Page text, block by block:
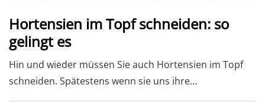
Hortensien im Topf schneiden: so
gelingt es
Hin und wieder müssen Sie auch Hortensien im Topf
schneiden. Spätestens wenn sie uns ihre…